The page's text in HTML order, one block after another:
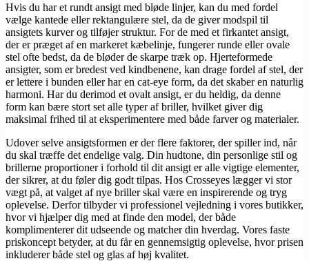
Hvis du har et rundt ansigt med bløde linjer, kan du med fordel
vælge kantede eller rektangulære stel, da de giver modspil til
ansigtets kurver og tilføjer struktur. For de med et firkantet ansigt,
der er præget af en markeret kæbelinje, fungerer runde eller ovale
stel ofte bedst, da de bløder de skarpe træk op. Hjerteformede
ansigter, som er bredest ved kindbenene, kan drage fordel af stel, der
er lettere i bunden eller har en cat-eye form, da det skaber en naturlig
harmoni. Har du derimod et ovalt ansigt, er du heldig, da denne
form kan bære stort set alle typer af briller, hvilket giver dig
maksimal frihed til at eksperimentere med både farver og materialer.
Udover selve ansigtsformen er der flere faktorer, der spiller ind, når
du skal træffe det endelige valg. Din hudtone, din personlige stil og
brillerne proportioner i forhold til dit ansigt er alle vigtige elementer,
der sikrer, at du føler dig godt tilpas. Hos Crosseyes lægger vi stor
vægt på, at valget af nye briller skal være en inspirerende og tryg
oplevelse. Derfor tilbyder vi professionel vejledning i vores butikker,
hvor vi hjælper dig med at finde den model, der både
komplimenterer dit udseende og matcher din hverdag. Vores faste
priskoncept betyder, at du får en gennemsigtig oplevelse, hvor prisen
inkluderer både stel og glas af høj kvalitet.